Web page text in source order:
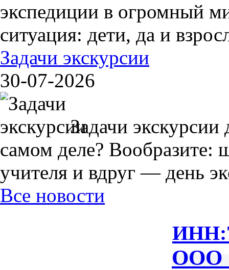
экспедиции в огромный
ситуация: дети, да и
Задачи экскурсии
30-07-2026
Задачи
самом деле? Вообразите:
учителя и вдруг — день
Все новости
ИНН:
ООО